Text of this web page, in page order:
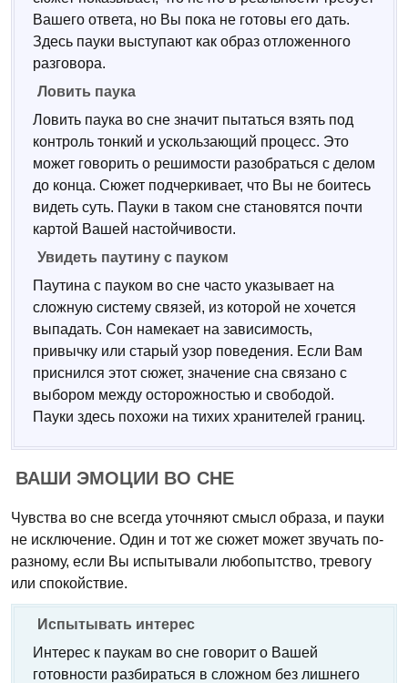
Вашего ответа, но Вы пока не готовы его дать.
Здесь пауки выступают как образ отложенного
разговора.
Ловить паука
Ловить паука во сне значит пытаться взять под
контроль тонкий и ускользающий процесс. Это
может говорить о решимости разобраться с делом
до конца. Сюжет подчеркивает, что Вы не боитесь
видеть суть. Пауки в таком сне становятся почти
картой Вашей настойчивости.
Увидеть паутину с пауком
Паутина с пауком во сне часто указывает на
сложную систему связей, из которой не хочется
выпадать. Сон намекает на зависимость,
привычку или старый узор поведения. Если Вам
приснился этот сюжет, значение сна связано с
выбором между осторожностью и свободой.
Пауки здесь похожи на тихих хранителей границ.
ВАШИ ЭМОЦИИ ВО СНЕ
Чувства во сне всегда уточняют смысл образа, и пауки
не исключение. Один и тот же сюжет может звучать по-
разному, если Вы испытывали любопытство, тревогу
или спокойствие.
Испытывать интерес
Интерес к паукам во сне говорит о Вашей
готовности разбираться в сложном без лишнего